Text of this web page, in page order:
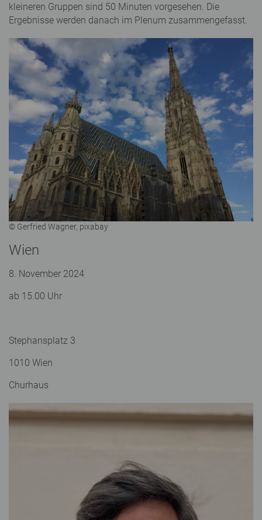
kleineren Gruppen sind 50 Minuten vorgesehen. Die
Ergebnisse werden danach im Plenum zusammengefasst.
© Gerfried Wagner, pixabay
Wien
8. November 2024
ab 15.00 Uhr
Stephansplatz 3
1010 Wien
Churhaus